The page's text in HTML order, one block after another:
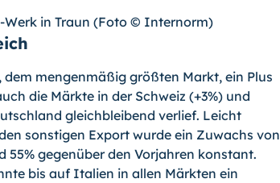
in Traun (Foto © Internorm)
mengenmäßig größten Markt, ein Plus
die Märkte in der Schweiz (+3%) und
gleichbleibend verlief. Leicht
sonstigen Export wurde ein Zuwachs von
55% gegenüber den Vorjahren konstant.
bis auf Italien in allen Märkten ein